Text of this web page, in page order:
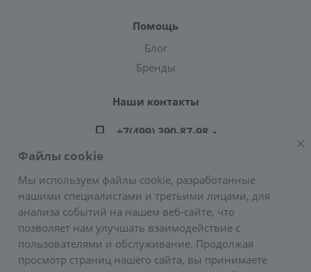
Помощь
Блог
Бренды
Наши контакты
+7(499) 390-87-98
Адрес: г. Москва, ул. Подольских Курсантов,
д.3, стр.2 (метро Пражская)
E-mail:zakaz@greencond.ru
Файлы cookie
Мы используем файлы cookie, разработанные
нашими специалистами и третьими лицами, для
анализа событий на нашем веб-сайте, что
позволяет нам улучшать взаимодействие с
пользователями и обслуживание. Продолжая
просмотр страниц нашего сайта, вы принимаете